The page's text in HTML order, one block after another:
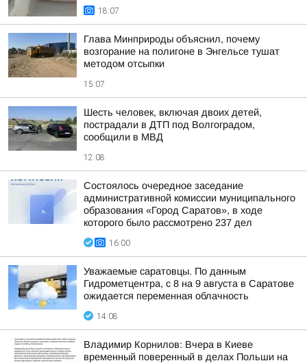
18:07
Глава Минприроды объяснил, почему
возгорание на полигоне в Энгельсе тушат
методом отсыпки
15:07
Шесть человек, включая двоих детей,
пострадали в ДТП под Волгоградом,
сообщили в МВД
12:08
Состоялось очередное заседание
административной комиссии муниципального
образования «Город Саратов», в ходе
которого было рассмотрено 237 дел
16:00
Уважаемые саратовцы. По данным
Гидрометцентра, с 8 на 9 августа в Саратове
ожидается переменная облачность
14:08
Владимир Корнилов: Вчера в Киеве
временный поверенный в делах Польши на